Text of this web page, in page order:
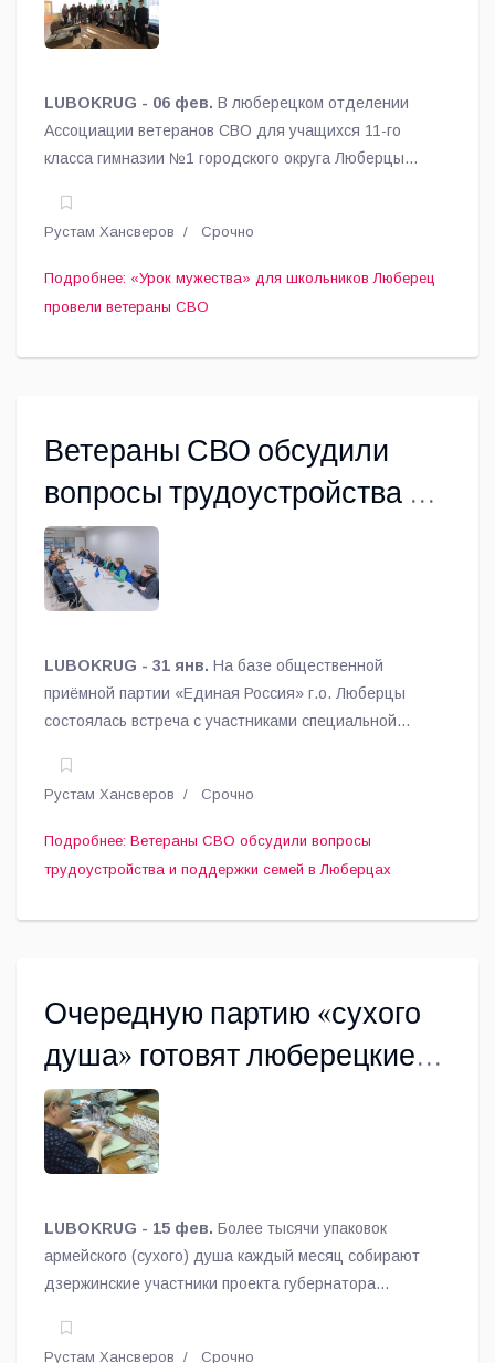
LUBOKRUG - 06 фев. В люберецком отделении
Ассоциации ветеранов СВО для учащихся 11-го
класса гимназии №1 городского округа Люберцы
Рустам Хансверов Срочно
Подробнее: «Урок мужества» для школьников Люберец
провели ветераны СВО
Ветераны СВО обсудили
вопросы трудоустройства и
поддержки семей в
Люберцах
LUBOKRUG - 31 янв. На базе общественной
приёмной партии «Единая Россия» г.о. Люберцы
состоялась встреча с участниками специальной
Ассоциация ветеранов СВО Люберец.
Рустам Хансверов Срочно
Подробнее: Ветераны СВО обсудили вопросы
трудоустройства и поддержки семей в Люберцах
Очередную партию «сухого
душа» готовят люберецкие
долголеты для отправки в
зону СВО
LUBOKRUG - 15 фев. Более тысячи упаковок
армейского (сухого) душа каждый месяц собирают
дзержинские участники проекта губернатора
долголетие» для отправки в зону проведения СВО.
Рустам Хансверов Срочно